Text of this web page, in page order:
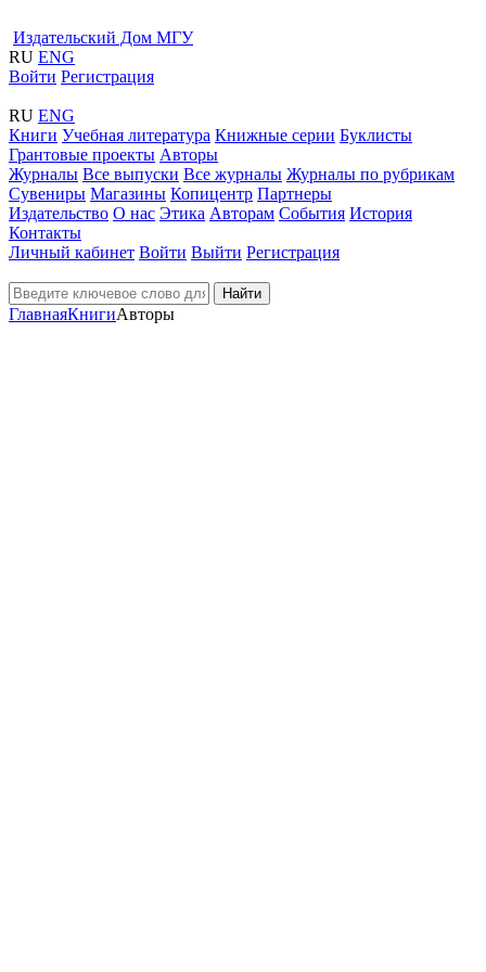
Издательский Дом МГУ
RU ENG
Войти Регистрация
RU ENG
Книги Учебная литература Книжные серии Буклисты
Грантовые проекты Авторы
Журналы Все выпуски Все журналы Журналы по рубрикам
Сувениры Магазины Копицентр Партнеры
Издательство О нас Этика Авторам События История
Контакты
Личный кабинет Войти Выйти Регистрация
Найти
ГлавнаяКнигиАвторы